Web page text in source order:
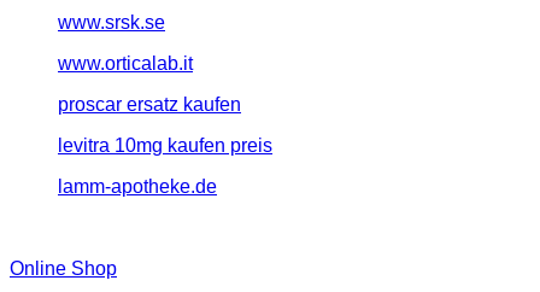
www.srsk.se
www.orticalab.it
proscar ersatz kaufen
levitra 10mg kaufen preis
lamm-apotheke.de
Online Shop